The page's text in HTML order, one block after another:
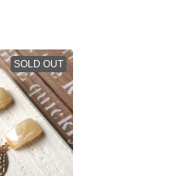
SOLD OUT